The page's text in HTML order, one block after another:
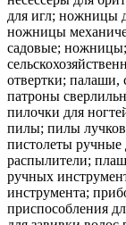
для игл; ножницы
ножницы
садовые;
отвертки; палаши,
патроны
пилочки для
пилы; пилы
пистолеты ручные
распылители;
ручных
инструмента;
приспособления